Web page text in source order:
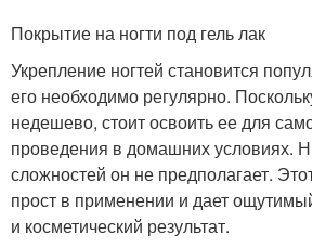
Покрытие на ногти под гель лак
Укрепление ногтей становится
его необходимо регулярно.
недешево, стоит освоить ее для
проведения в домашних условиях.
сложностей он не предполагает.
прост в применении и дает
и косметический результат.